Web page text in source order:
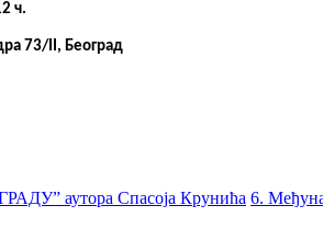
ч.
73/II, Београд
аутора Спасоја Крунића 6.